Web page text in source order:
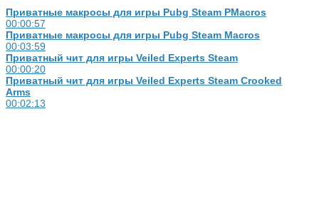
Приватные макросы для игры Pubg Steam PMacros
00:00:57
Приватные макросы для игры Pubg Steam Macros
00:03:59
Приватный чит для игры Veiled Experts Steam
00:00:20
Приватный чит для игры Veiled Experts Steam Crooked
Arms
00:02:13